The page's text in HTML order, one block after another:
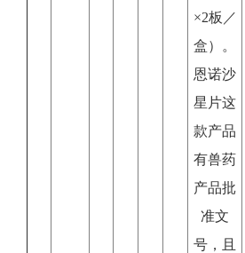
×2板／
盒）。
恩诺沙
星片这
款产品
有兽药
产品批
准文
号，且